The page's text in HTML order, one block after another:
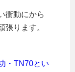
衝動にから
張ります。
・TN70とい